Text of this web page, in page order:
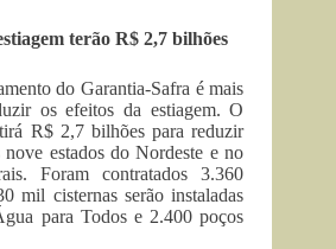
terão R$ 2,7 bilhões
do Garantia-Safra é mais
os efeitos da estiagem. O
R$ 2,7 bilhões para reduzir
estados do Nordeste e no
Foram contratados 3.360
mil cisternas serão instaladas
para Todos e 2.400 poços